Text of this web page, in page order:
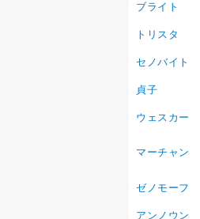
ブライト
トリスタ
セノバイト
貞子
ウェスカー
マーチャン
ゼノモーフ
アンノウン